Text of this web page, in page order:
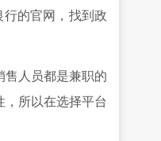
的官网，找到政
售人员都是兼职的
所以在选择平台